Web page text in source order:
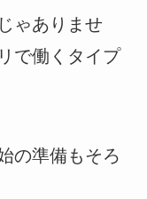
ゃありませ
で働くタイプ
の準備もそろ